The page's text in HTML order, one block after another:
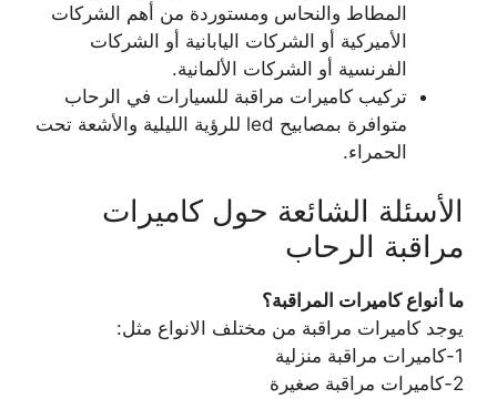
المطاط والنحاس ومستوردة من أهم الشركات
الأميركية أو الشركات اليابانية أو الشركات
الفرنسية أو الشركات الألمانية.
تركيب كاميرات مراقبة للسيارات في الرحاب
متوافرة بمصابيح led للرؤية الليلية والأشعة تحت
الحمراء.
الأسئلة الشائعة حول كاميرات
مراقبة الرحاب
ما أنواع كاميرات المراقبة؟
يوجد كاميرات مراقبة من مختلف الانواع مثل:
1-كاميرات مراقبة منزلية
2-كاميرات مراقبة صغيرة